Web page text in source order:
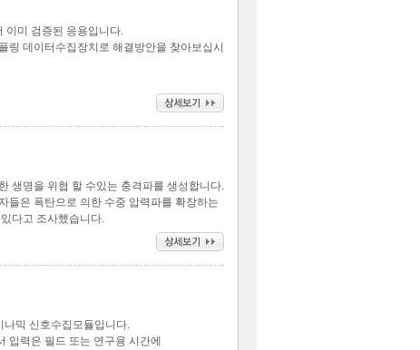
이미 검증된 응용입니다.
링 데이터수집장치로 해결방안을 찾아보십시
생명을 위협 할 수있는 충격파를 생성합니다.
들은 폭탄으로 의한 수중 압력파를 확장하는
다고 조사했습니다.
나믹 신호수집모듈입니다.
입력은 필드 또는 연구용 시간에